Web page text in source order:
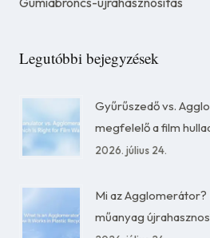
Legutóbbi bejegyzések
Gyűrűszedő vs.
megfelelő a film
2026. július 24.
Mi az Agglomerátor?
műanyag